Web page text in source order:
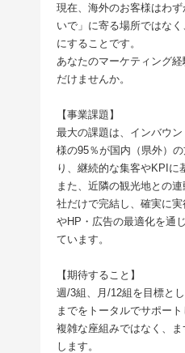
現在、海外のお客様はわ
いで」に寄る場所ではな
にすることです。
あなたのマーケティング
だけませんか。
【事業課題】
最大の課題は、インバウ
様の95％が国内（県外）
り、継続的な集客やKPIに
また、近隣の観光地との
社だけで完結し、確実に
やHP・広告の最適化を通
ています。
【期待すること】
週/3組、月/12組を目標と
までをトータルでサポー
複雑な座組みではなく、
します。